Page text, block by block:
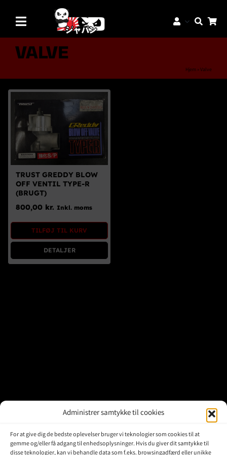
Administrer samtykke til cookies
For at give dig de bedste oplevelser bruger vi teknologier som cookies til at
gemme og/eller få adgang til enhedsoplysninger. Hvis du giver dit samtykke til
disse teknologier, kan vi behandle data som f.eks. browsingadfærd eller unikke
contentToggle
Navigation
Reservedele
Servicedele
K-Truck Dele
Bilpleje
Tilbud
Brugte Dele
Kontakt Os
VALVE
Hjem »Valve
TRUST GREDDY BLOW
OFF VENTIL TYPE-R
(BRUGT)
800,00 kr. Inkl. moms
TILFØJ TIL KURV
DETALJER